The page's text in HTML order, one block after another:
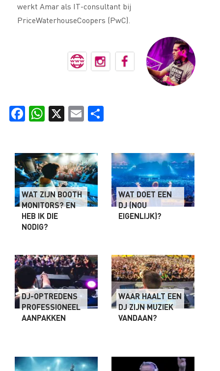
werkt Amar als IT-consultant bij
PriceWaterhouseCoopers (PwC).
FacebookWhatsApp Email
WAT ZIJN BOOTH
MONITORS? EN
HEB IK DIE
NODIG?
WAT DOET EEN
DJ (NOU
EIGENLIJK)?
DJ-OPTREDENS
PROFESSIONEEL
AANPAKKEN
WAAR HAALT EEN
DJ ZIJN MUZIEK
VANDAAN?